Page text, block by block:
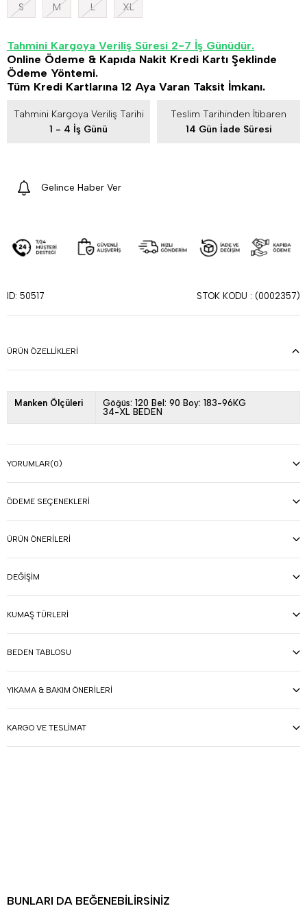
S M L XL
Tahmini Kargoya Veriliş Süresi 2-7 İş Günüdür.
Online Ödeme & Kapıda Nakit Kredi Kartı Şeklinde
Ödeme Yöntemi.
Tüm Kredi Kartlarına 12 Aya Varan Taksit İmkanı.
Tahmini Kargoya Veriliş Tarihi
1 - 4 İş Günü
Teslim Tarihinden İtibaren
14 Gün İade Süresi
Gelince Haber Ver
ID: 50517 STOK KODU (0002357)
ÜRÜN ÖZELLIKLERI
Manken Ölçüleri
Göğüs: 120 Bel: 90 Boy: 183-96KG
34-XL BEDEN
YORUMLAR(0)
ÖDEME SEÇENEKLERI
ÜRÜN ÖNERILERI
DEĞIŞIM
KUMAŞ TÜRLERI
BEDEN TABLOSU
YIKAMA & BAKIM ÖNERILERI
KARGO VE TESLIMAT
BUNLARI DA BEĞENEBILIRSINIZ